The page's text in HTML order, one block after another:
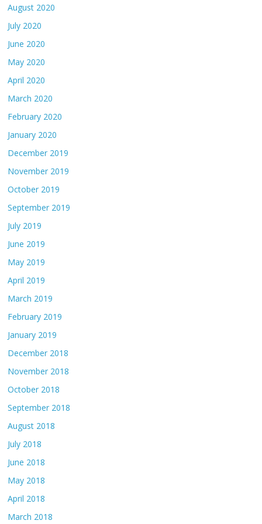
August 2020
July 2020
June 2020
May 2020
April 2020
March 2020
February 2020
January 2020
December 2019
November 2019
October 2019
September 2019
July 2019
June 2019
May 2019
April 2019
March 2019
February 2019
January 2019
December 2018
November 2018
October 2018
September 2018
August 2018
July 2018
June 2018
May 2018
April 2018
March 2018